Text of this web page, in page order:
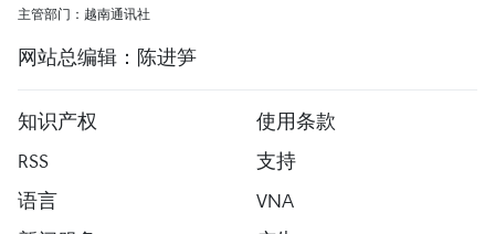
主管部门：越南通讯社
网站总编辑：陈进笋
知识产权
使用条款
RSS
支持
语言
VNA